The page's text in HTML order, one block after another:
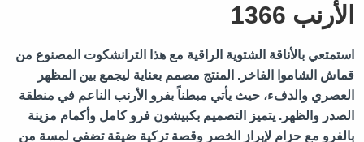
الأرنب 1366
استمتعي بالأناقة الشتوية الراقية مع هذا الترانشكوت المصنوع من
قماش الشاموا الفاخر. المنتج مصمم بعناية ليجمع بين المظهر
العصري والدفء، حيث يأتي مبطناً بفرو الأرنب الناعم في منطقة
الصدر والظهر. يتميز التصميم بكبيشون فرو كامل وأكمام مزينة
بالفرو مع حزام لإبراز الخصر وقصة تركية ضيقة تضفي لمسة من